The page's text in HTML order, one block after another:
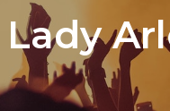
Lady